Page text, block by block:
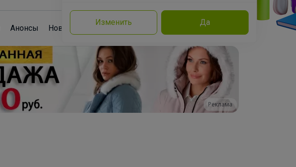
Изменить Да
Анонсы Новости Команда Эксперты
Реклама